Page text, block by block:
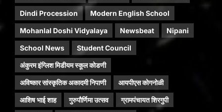
Dindi Procession Modern English School
Mohanlal Doshi Vidyalaya Newsbeat Nipani
School News Student Council
अंकुरम इंग्लिश मिडीयम स्कूल कोडणी
अविष्कार सांस्कृतिक अकादमी निपाणी आयपीएस कोगनोळी
आशिष भाई शाह गुरुपौर्णिमा उत्सव ग्रामपंचायत शिरगुपी